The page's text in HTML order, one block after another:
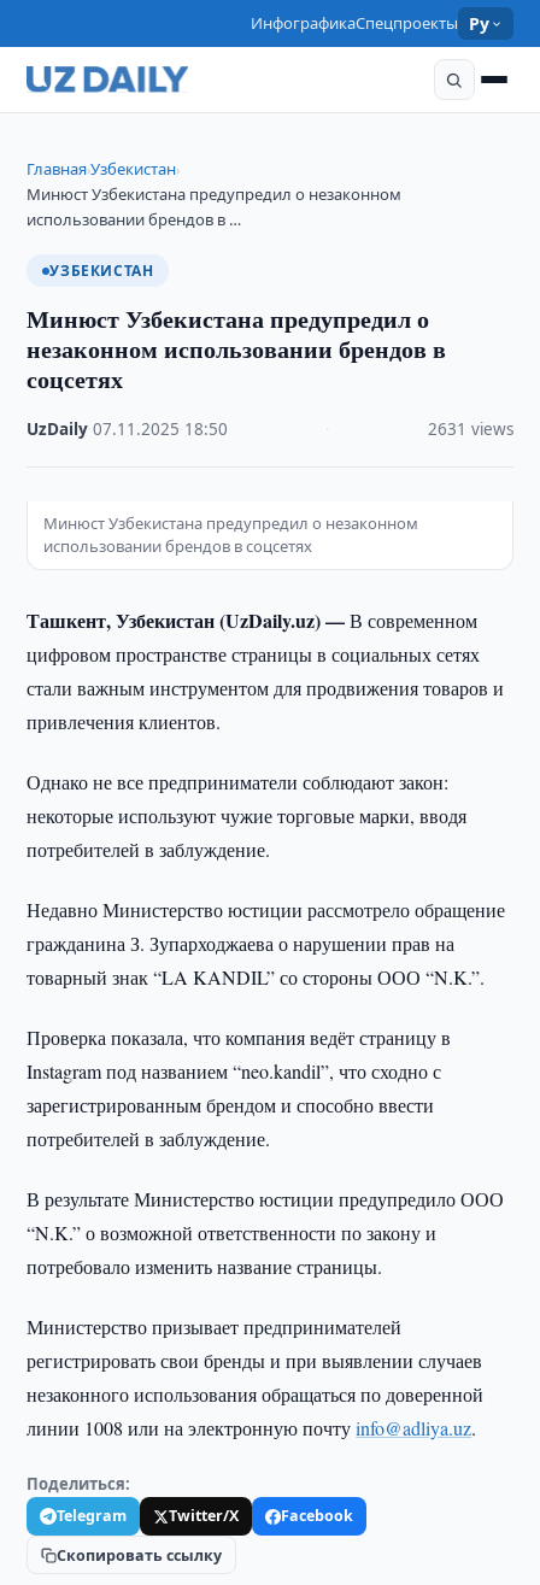
ИнфографикаСпецпроекты Ру
Главная›Узбекистан›
Минюст Узбекистана предупредил о незаконном
использовании брендов в …
УЗБЕКИСТАН
Минюст Узбекистана предупредил о
незаконном использовании брендов в
соцсетях
UzDaily ·07.11.2025 18:50 2631 views
Минюст Узбекистана предупредил о незаконном
использовании брендов в соцсетях
Ташкент, Узбекистан (UzDaily.uz) —В современном
цифровом пространстве страницы в социальных сетях
стали важным инструментом для продвижения товаров и
привлечения клиентов.
Однако не все предприниматели соблюдают закон:
некоторые используют чужие торговые марки, вводя
потребителей в заблуждение.
Недавно Министерство юстиции рассмотрело обращение
гражданина З. Зупарходжаева о нарушении прав на
товарный знак “LA KANDIL” со стороны ООО “N.K.”.
Проверка показала, что компания ведёт страницу в
Instagram под названием “neo.kandil”, что сходно с
зарегистрированным брендом и способно ввести
потребителей в заблуждение.
В результате Министерство юстиции предупредило ООО
“N.K.” о возможной ответственности по закону и
потребовало изменить название страницы.
Министерство призывает предпринимателей
регистрировать свои бренды и при выявлении случаев
незаконного использования обращаться по доверенной
линии 1008 или на электронную почтуinfo@adliya.uz.
Поделиться:
Telegram Twitter/X
Facebook
Скопировать ссылку